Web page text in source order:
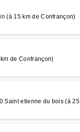
(à 15 km de Confrançon)
de Confrançon)
Saint etienne du bois (à